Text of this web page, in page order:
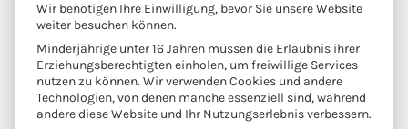
Wir benötigen Ihre Einwilligung, bevor Sie unsere Website
weiter besuchen können.
Minderjährige unter 16 Jahren müssen die Erlaubnis ihrer
Erziehungsberechtigten einholen, um freiwillige Services
nutzen zu können. Wir verwenden Cookies und andere
Technologien, von denen manche essenziell sind, während
andere diese Website und Ihr Nutzungserlebnis verbessern.